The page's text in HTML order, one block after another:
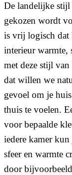
De landelijke
gekozen wordt
is vrij logisch dat
interieur warmte,
met deze stijl
dat willen we
gevoel om je
thuis te voelen.
voor bepaalde
iedere kamer kun
sfeer en warmte
door